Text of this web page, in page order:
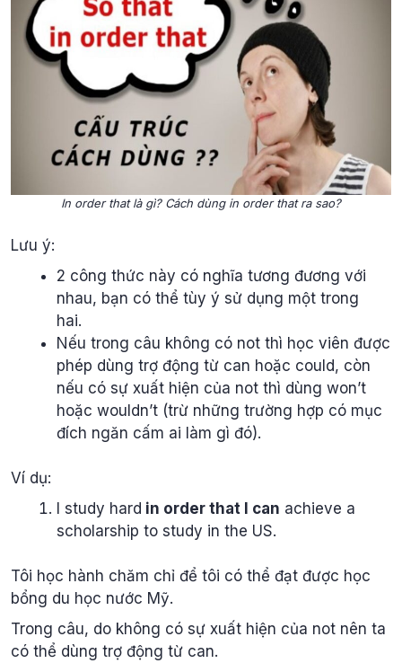
In order that là gì? Cách dùng in order that ra sao?
Lưu ý:
2 công thức này có nghĩa tương đương với
nhau, bạn có thể tùy ý sử dụng một trong
hai.
Nếu trong câu không có not thì học viên được
phép dùng trợ động từ can hoặc could, còn
nếu có sự xuất hiện của not thì dùng won’t
hoặc wouldn’t (trừ những trường hợp có mục
đích ngăn cấm ai làm gì đó).
Ví dụ:
I study hard in order that I can achieve a
scholarship to study in the US.
Tôi học hành chăm chỉ để tôi có thể đạt được học
bổng du học nước Mỹ.
Trong câu, do không có sự xuất hiện của not nên ta
có thể dùng trợ động từ can.